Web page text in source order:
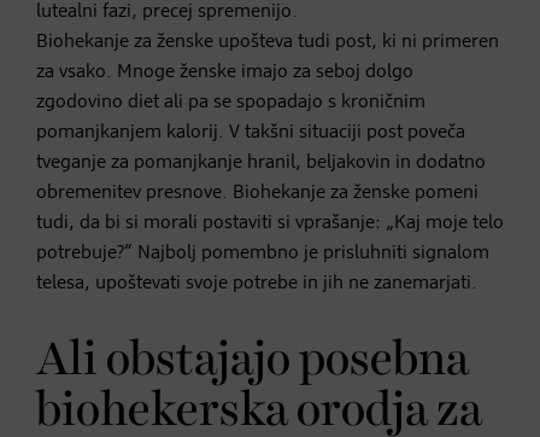
lutealni fazi, precej spremenijo.
Biohekanje za ženske upošteva tudi post, ki ni primeren
za vsako. Mnoge ženske imajo za seboj dolgo
zgodovino diet ali pa se spopadajo s kroničnim
pomanjkanjem kalorij. V takšni situaciji post poveča
tveganje za pomanjkanje hranil, beljakovin in dodatno
obremenitev presnove. Biohekanje za ženske pomeni
tudi, da bi si morali postaviti si vprašanje: „Kaj moje telo
potrebuje?“ Najbolj pomembno je prisluhniti signalom
telesa, upoštevati svoje potrebe in jih ne zanemarjati.
Ali obstajajo posebna
biohekerska orodja za